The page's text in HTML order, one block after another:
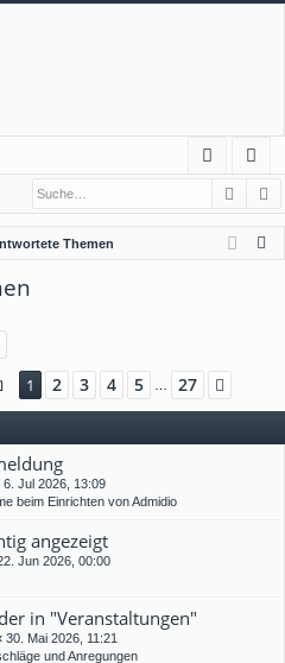
m
el
ist
rie
Themen
Seite 1 von 27
1 2 3 4 5 27
6. Jul 2026, 13:09
beim Einrichten von Admidio
angezeigt
Jun 2026, 00:00
in "Veranstaltungen"
30. Mai 2026, 11:21
und Anregungen